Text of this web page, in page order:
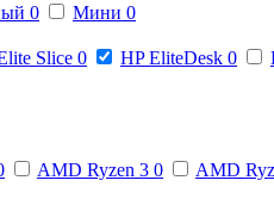
0 Мини 0
Slice 0 HP EliteDesk 0
AMD Ryzen 3 0 AMD